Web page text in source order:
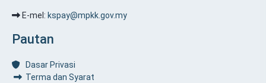
E-mel: kspay@mpkk.gov.my
Pautan
Dasar Privasi
Terma dan Syarat